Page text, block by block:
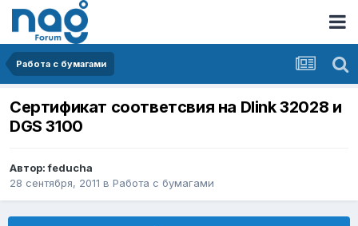
Работа с бумагами
Сертификат соответсвия на Dlink 32028 и
DGS 3100
Автор:feducha
28 сентября, 2011 в Работа с бумагами